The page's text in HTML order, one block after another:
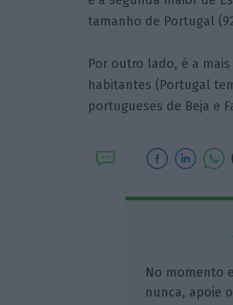
tamanho de Portugal
Por outro lado, é a
habitantes (Portugal
portugueses de Beja e
No momento
nunca, apoie